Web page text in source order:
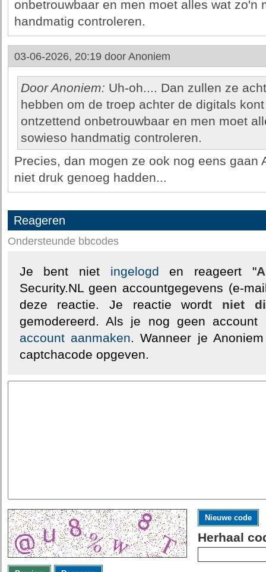
onbetrouwbaar en men moet alles wat zo'n
handmatig controleren.
03-06-2026, 20:19 door Anoniem
Door Anoniem: Uh-oh.... Dan zullen ze
hebben om de troep achter de digitals
ontzettend onbetrouwbaar en men moet
sowieso handmatig controleren.
Precies, dan mogen ze ook nog eens gaan
niet druk genoeg hadden...
Reageren
Ondersteunde bbcodes
Je bent niet ingelogd en reageert "
Security.NL geen accountgegevens (e-
deze reactie. Je reactie wordt niet
gemodereerd. Als je nog geen
account aanmaken. Wanneer je
captchacode opgeven.
Nieuwe code
Herhaal